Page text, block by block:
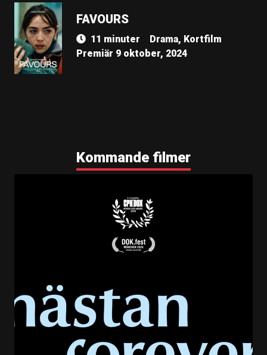
FAVOURS
11 minuter
Drama, Kortfilm
Premiär 9 oktober, 2024
Kommande filmer